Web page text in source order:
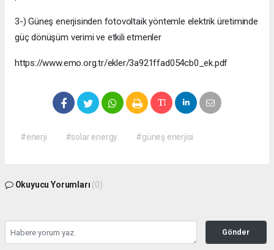
3-) Güneş enerjisinden fotovoltaik yöntemle elektrik üretiminde
güç dönüşüm verimi ve etkili etmenler
https://www.emo.org.tr/ekler/3a921ffad054cb0_ek.pdf
#enerji #solar energy #güneş enerjisi
Okuyucu Yorumları (0)
Gönder